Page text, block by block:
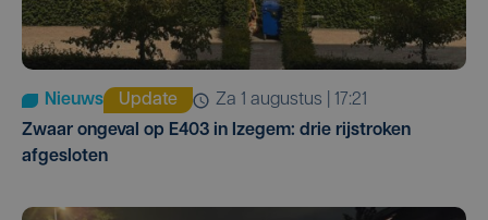
Nieuws Update
za 1 augustus | 17:21
Zwaar ongeval op E403 in Izegem: drie rijstroken
afgesloten